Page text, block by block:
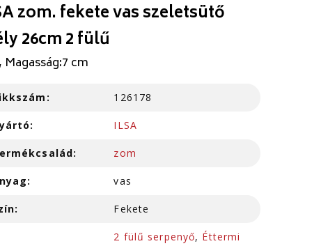
zom. fekete vas szeletsütő
26cm 2 fülű
Magasság:7 cm
126178
ILSA
zom
vas
Fekete
2 fülű serpenyő, Éttermi